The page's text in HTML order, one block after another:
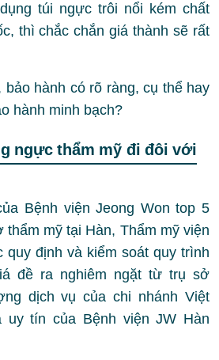
túi ngực trôi nổi kém chất
thì chắc chắn giá thành sẽ rất
hành có rõ ràng, cụ thể hay
hành minh bạch?
ngực thẩm mỹ đi đôi với
Bệnh viện Jeong Won top 5
mỹ tại Hàn, Thẩm mỹ viện
quy định và kiểm soát quy trình
đề ra nghiêm ngặt từ trụ sở
dịch vụ của chi nhánh Việt
uy tín của Bệnh viện JW Hàn